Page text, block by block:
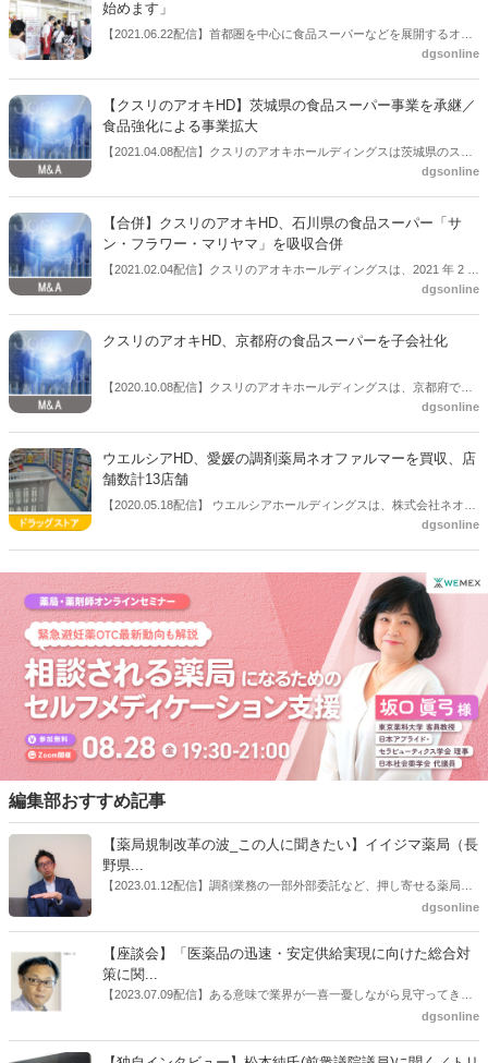
始めます」
【2021.06.22配信】首都圏を中心に食品スーパーなどを展開するオー
ケー（売上高5000億円）は、22日までに2021年３月期の業績を公表。
記述し、処方箋調剤の取り扱いによって利便性を拡充していく方針を
明らかにした。
dgsonline
【クスリのアオキHD】茨城県の食品スーパー事業を承継／
食品強化による事業拡大
【2021.04.08配信】クスリのアオキホールディングスは茨城県のスー
パーマルモの食品スーパー事業をグループ内に承継する。会社分割に
dgsonline
【合併】クスリのアオキHD、石川県の食品スーパー「サ
ン・フラワー・マリヤマ」を吸収合併
【2021.02.04配信】クスリのアオキホールディングスは、2021 年 2 月
4 日開催の取締役会において、子会社であるクスリのアオキが有限会
dgsonline
クスリのアオキHD、京都府の食品スーパーを子会社化
【2020.10.08配信】クスリのアオキホールディングスは、京都府で食
品スーパーを８店舗展開するフクヤの株式を取得し、子会社化すると
に、京都北部地区におけるドミナント強化にもつなげたい考え。
dgsonline
ウエルシアHD、愛媛の調剤薬局ネオファルマーを買収、店
舗数計13店舗
【2020.05.18配信】 ウエルシアホールディングスは、株式会社ネオフ
ァルマーと株式会社サミットの株式取得し、子会社化すると発表し
dgsonline
編集部おすすめ記事
【薬局規制改革の波_この人に聞きたい】イイジマ薬局（長
野県...
【2023.01.12配信】調剤業務の一部外部委託など、押し寄せる薬局業
界への規制改革の波。この規制改革の波を薬局業界はどう受け止めた
はないだろうか。本紙ではこうした問題について、厚労省「薬局薬剤
師の業務及び薬局の機能に関するワーキンググループ」に参考人とし
ても出席していたイイジマ薬局（長野県上田市）開設者である飯島裕
dgsonline
【座談会】「医薬品の迅速・安定供給実現に向けた総合対
策に関...
【2023.07.09配信】ある意味で業界が一喜一憂しながら見守ってきた
厚労省「医薬品の迅速・安定供給実現に向けた総合対策に関する有識
書がとりまとめられた。ドラビズon-lineでは検討会を総括する目的で
dgsonline